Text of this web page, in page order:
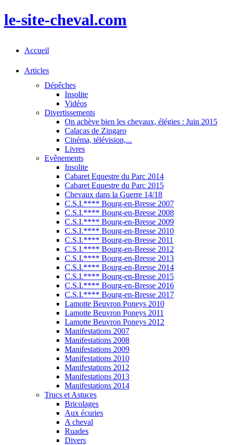
le-site-cheval.com
Accueil
Articles
Dépêches
Insolite
Vidéos
Divertissements
On achève bien les chevaux, élégies : Juin 2015
Calacas de Zingaro
Cinéma, télévision,...
Livres
Evênements
Insolite
Cabaret Equestre du Parc 2014
Cabaret Equestre du Parc 2015
Chevaux dans la Guerre 14/18
C.S.I.**** Bourg-en-Bresse 2007
C.S.I.**** Bourg-en-Bresse 2008
C.S.I.**** Bourg-en-Bresse 2009
C.S.I.**** Bourg-en-Bresse 2010
C.S.I.**** Bourg-en-Bresse 2011
C.S.I.**** Bourg-en-Bresse 2012
C.S.I.**** Bourg-en-Bresse 2013
C.S.I.**** Bourg-en-Bresse 2014
C.S.I.**** Bourg-en-Bresse 2015
C.S.I.**** Bourg-en-Bresse 2016
C.S.I.**** Bourg-en-Bresse 2017
Lamotte Beuvron Poneys 2010
Lamotte Beuvron Poneys 2011
Lamotte Beuvron Poneys 2012
Manifestations 2007
Manifestations 2008
Manifestations 2009
Manifestations 2010
Manifestations 2012
Manifestations 2013
Manifestations 2014
Trucs et Astuces
Bricolages
Aux écuries
A cheval
Ruades
Divers